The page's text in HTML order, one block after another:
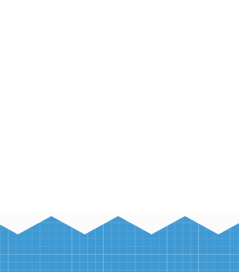
coupon for nordvpn